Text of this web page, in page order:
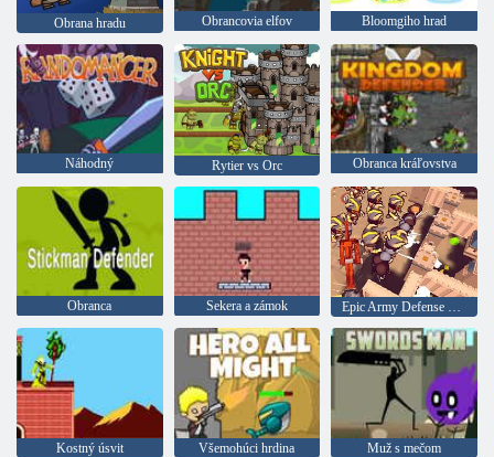
Obrana hradu Obrancovia elfov Bloomgiho hrad
Náhodný Rytier vs Orc Obranca kráľovstva
Obranca Sekera a zámok Epic Army Defense Stúpajúca vojna
Kostný úsvit Všemohúci hrdina Muž s mečom